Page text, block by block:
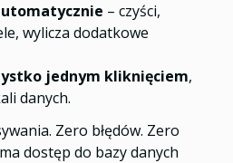
– czyści,
wylicza dodatkowe
jednym kliknięciem,
danych.
Zero błędów. Zero
dostęp do bazy danych